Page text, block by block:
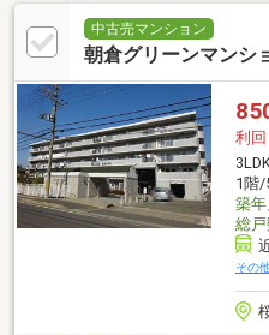
中古売マンション
朝倉グリーンマンシ
利回
1階/
築年
総
その